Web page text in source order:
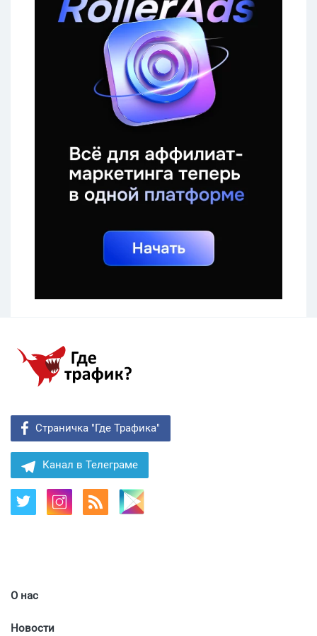
Страничка "Где Трафика"
Канал в Телеграме
О нас
Новости